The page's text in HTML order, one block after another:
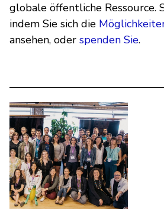
globale öffentliche Ressource.
indem Sie sich die
ansehen, oder spenden Sie.